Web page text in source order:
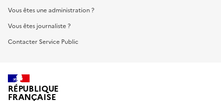
Vous êtes une administration ?
Vous êtes journaliste ?
Contacter Service Public
RÉPUBLIQUE
FRANÇAISE